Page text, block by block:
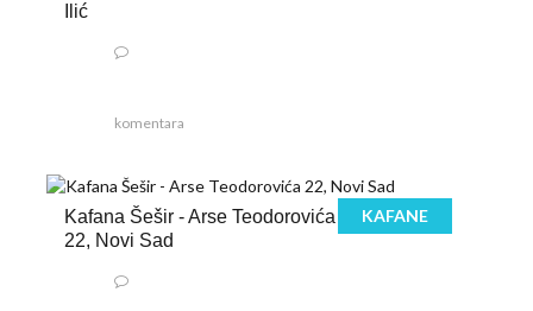
Ilić
komentara
Kafana Šešir - Arse Teodorovića
22, Novi Sad
KAFANE